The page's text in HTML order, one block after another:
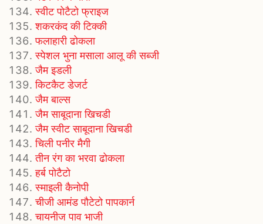
स्वीट पोटैटो फ्राइज
शकरकंद की टिक्की
फलाहारी ढोकला
स्पेशल भुना मसाला आलू की सब्जी
जैम इडली
किटकैट डेजर्ट
जैम बाल्स
जैम साबूदाना खिचडी
जैम स्वीट साबूदाना खिचडी
चिली पनीर मैगी
तीन रंग का भरवा ढोकला
हर्ब पोटैटो
स्माइली कैनोपी
चीजी आमंड पौटेटो पापकार्न
चायनीज पाव भाजी